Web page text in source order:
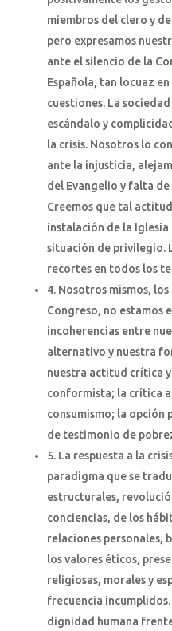
miembros del clero y
pero expresamos
ante el silencio de la
Española, tan locuaz
cuestiones. La
escándalo y
la crisis. Nosotros lo
ante la injusticia,
del Evangelio y falta
Creemos que tal
instalación de la
situación de privilegio.
recortes en todos los
4. Nosotros mismos,
Congreso, no estamos
incoherencias entre
alternativo y nuestra
nuestra actitud crítica
conformista; la crítica
consumismo; la opción
de testimonio de
5. La respuesta a la
paradigma que se
estructurales,
conciencias, de los
relaciones personales,
los valores éticos,
religiosas, morales y
frecuencia
dignidad humana